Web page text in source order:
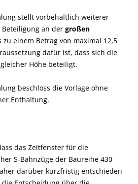
stellt vorbehaltlich weiterer
an der großen
zu einem Betrag von maximal 12,5
dafür ist, dass sich die
Höhe beteiligt.
beschloss die Vorlage ohne
Enthaltung.
das Zeitfenster für die
S-Bahnzüge der Baureihe 430
darüber kurzfristig entschieden